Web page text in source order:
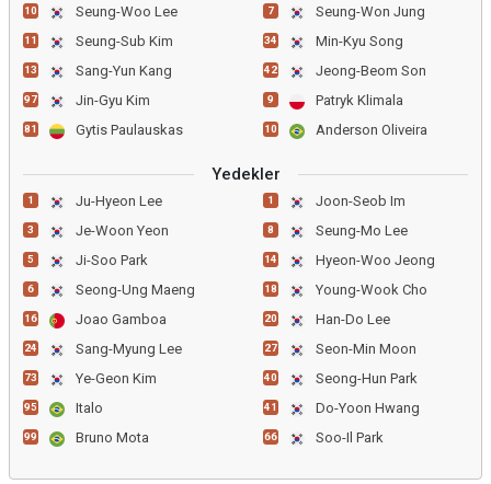
10 Seung-Woo Lee
11 Seung-Sub Kim
13 Sang-Yun Kang
97 Jin-Gyu Kim
81 Gytis Paulauskas
7 Seung-Won Jung
34 Min-Kyu Song
42 Jeong-Beom Son
9 Patryk Klimala
10 Anderson Oliveira
Yedekler
1 Ju-Hyeon Lee
3 Je-Woon Yeon
5 Ji-Soo Park
6 Seong-Ung Maeng
16 Joao Gamboa
24 Sang-Myung Lee
73 Ye-Geon Kim
95 Italo
99 Bruno Mota
1 Joon-Seob Im
8 Seung-Mo Lee
14 Hyeon-Woo Jeong
18 Young-Wook Cho
20 Han-Do Lee
27 Seon-Min Moon
40 Seong-Hun Park
41 Do-Yoon Hwang
66 Soo-Il Park